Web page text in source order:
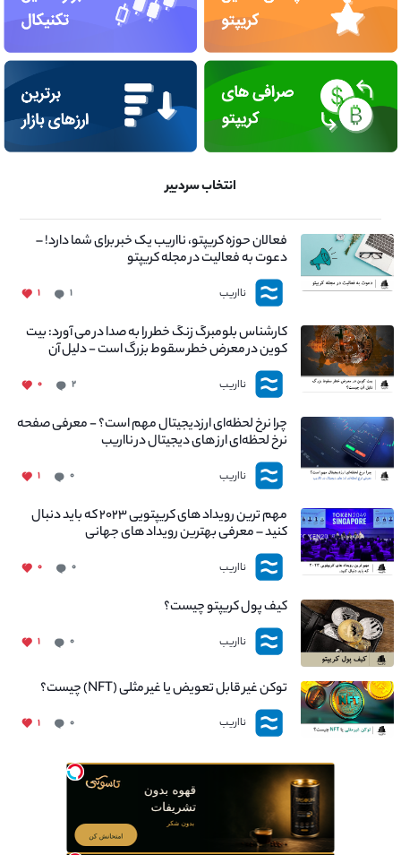
انتخاب سردبیر
فعالان حوزه کریپتو، نااریب یک خبر برای شما دارد! –
دعوت به فعالیت در مجله کریپتو
نااریب ۱ ۱
کارشناس بلومبرگ زنگ خطر را به صدا در می آورد: بیت
کوین در معرض خطر سقوط بزرگ است - دلیل آن
چیست؟
نااریب ۲ ۰
چرا نرخ لحظه‌ای ارزدیجیتال مهم است؟ - معرفی صفحه
نرخ لحظه‌ای ارز های دیجیتال در نااریب
نااریب ۰ ۱
مهم ترین رویداد های کریپتویی ۲۰۲۳ که باید دنبال
کنید – معرفی بهترین رویداد های جهانی
نااریب ۰ ۰
کیف پول کریپتو چیست؟
نااریب ۰ ۱
توکن غیر قابل تعویض یا غیر مثلی (NFT) چیست؟
نااریب ۰ ۱